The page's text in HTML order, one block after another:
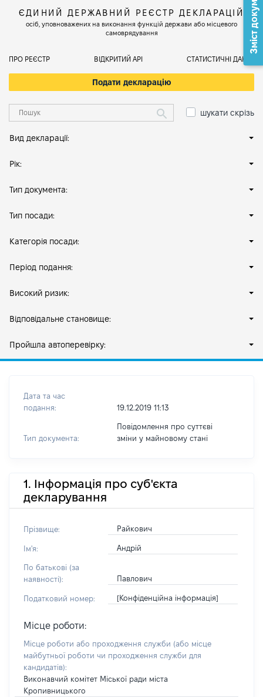
ЄДИНИЙ ДЕРЖАВНИЙ РЕЄСТР ДЕКЛАРАЦІЙ
осіб, уповноважених на виконання функцій держави або місцевого
самоврядування
ПРО РЕЄСТР ВІДКРИТИЙ АРІ СТАТИСТИЧНІ ДАНІ
Подати декларацію
шукати скрізь
Вид декларації:
Рік:
Тип документа:
Тип посади:
Категорія посади:
Період подання:
Високий ризик:
Відповідальне становище:
Пройшла автоперевірку:
Дата та час
подання:
19.12.2019 11:13
Тип документа:
Повідомлення про суттєві
зміни y майновому стані
1. Інформація про суб'єкта
декларування
Прізвище: Райкович
Ім'я: Андрій
По батькові (за
наявності):
Павлович
Податковий номер: [Конфіденційна інформація]
Місце роботи:
Місце роботи або проходження служби (або місце
майбутньої роботи чи проходження служби для
кандидатів):
Виконавчий комітет Міської ради міста
Кропивницького
Зміст документа